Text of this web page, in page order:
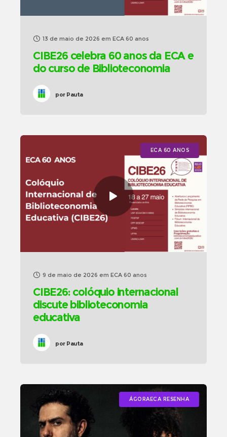
13 de maio de 2026 em ECA 60 anos
CIBE26 celebra 60 anos da ECA e
do curso de Biblioteconomia
porPauta
ECA 60 ANOS
9 de maio de 2026 em ECA 60 anos
CIBE26: colóquio internacional
discute biblioteconomia
educativa
porPauta
ÁGORAECA RESENHA